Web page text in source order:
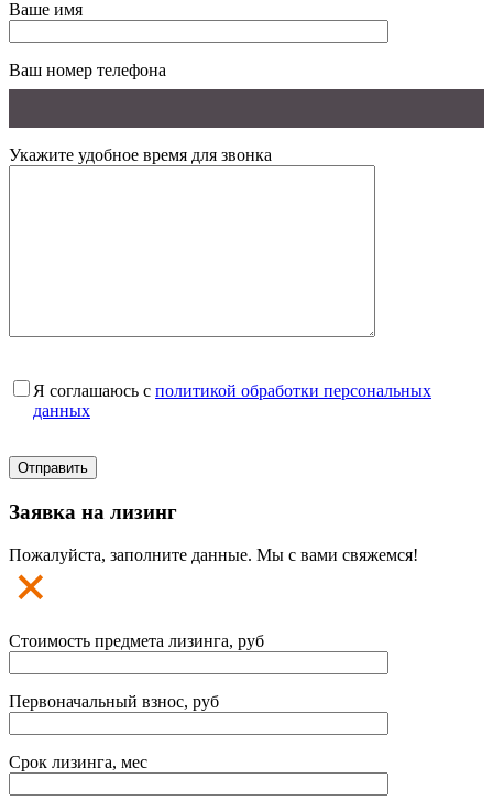
Ваше имя
Ваш номер телефона
Укажите удобное время для звонка
Я соглашаюсь с политикой обработки персональных
данных
Заявка на лизинг
Пожалуйста, заполните данные. Мы с вами свяжемся!
Стоимость предмета лизинга, руб
Первоначальный взнос, руб
Срок лизинга, мес